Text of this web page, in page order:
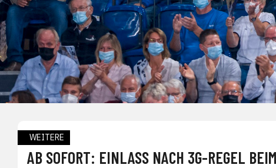
WEITERE
AB SOFORT: EINLASS NACH 3G-REGEL